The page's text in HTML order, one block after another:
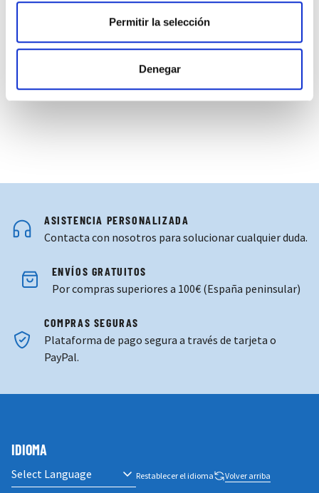
Permitir la selección
Denegar
CAMISETA AWAY AVISPA 25-26
View more about Camiseta Away
View more about Camiseta Away
View more about Camiseta Away
View more about Pantalón
View more about Medias
ASISTENCIA PERSONALIZADA
Contacta con nosotros para solucionar cualquier duda.
ENVÍOS GRATUITOS
Por compras superiores a 100€ (España peninsular)
COMPRAS SEGURAS
Plataforma de pago segura a través de tarjeta o
PayPal.
IDIOMA
Restablecer el idioma Volver arriba